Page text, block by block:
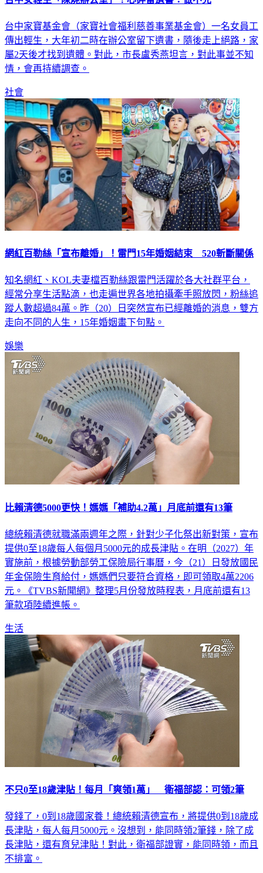
台中家寶基金會（家寶社會福利慈善事業基金會）一名女員工
傳出輕生，大年初二時在辦公室留下遺書，隨後走上絕路，家
屬2天後才找到遺體。對此，市長盧秀燕坦言，對此事並不知
情，會再持續調查。
社會
網紅百勒絲「宣布離婚」！雷門15年婚姻結束 520斬斷關係
知名網紅、KOL夫妻檔百勒絲跟雷門活躍於各大社群平台，
經常分享生活點滴，也走遍世界各地拍攝牽手照放閃，粉絲追
蹤人數超過84萬。昨（20）日突然宣布已經離婚的消息，雙方
走向不同的人生，15年婚姻畫下句點。
娛樂
比賴清德5000更快！媽媽「補助4.2萬」月底前還有13筆
總統賴清德就職滿兩週年之際，針對少子化祭出新對策，宣布
提供0至18歲每人每個月5000元的成長津貼。在明（2027）年
實施前，根據勞動部勞工保險局行事曆，今（21）日發放國民
年金保險生育給付，媽媽們只要符合資格，即可領取4萬2206
元。《TVBS新聞網》整理5月份發放時程表，月底前還有13
筆款項陸續進帳。
生活
不只0至18歲津貼！每月「爽領1萬」 衛福部認：可領2筆
發錢了，0到18歲國家養！總統賴清德宣布，將提供0到18歲成
長津貼，每人每月5000元。沒想到，能同時領2筆錢，除了成
長津貼，還有育兒津貼！對此，衛福部證實，能同時領，而且
不排富。